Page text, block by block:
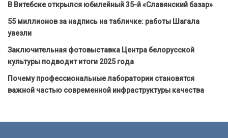
В Витебске открылся юбилейный 35-й «Славянский базар»
55 миллионов за надпись на табличке: работы Шагала
увезли
Заключительная фотовыставка Центра белорусской
культуры подводит итоги 2025 года
Почему профессиональные лаборатории становятся
важной частью современной инфраструктуры качества